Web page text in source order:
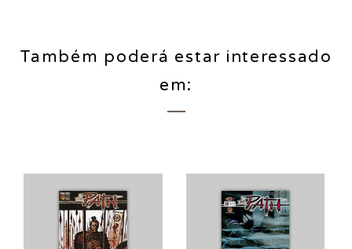
Também poderá estar interessado
em: